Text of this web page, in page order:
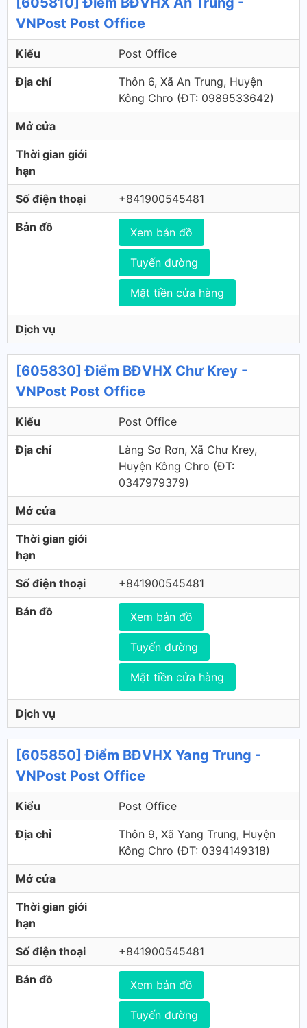
VNPost Post Office
Kiểu Post Office
Địa chỉ
Thôn 6, Xã An Trung, Huyện
Kông Chro (ÐT: 0989533642)
Mở cửa
Thời gian giới
hạn
Số điện thoại +841900545481
Bản đồ Xem bản đồ
Tuyến đường
Mặt tiền cửa hàng
Dịch vụ
[605830] Điểm BĐVHX Chư Krey -
VNPost Post Office
Kiểu Post Office
Địa chỉ
Làng Sơ Rơn, Xã Chư Krey,
Huyện Kông Chro (ÐT:
0347979379)
Mở cửa
Thời gian giới
hạn
Số điện thoại +841900545481
Bản đồ Xem bản đồ
Tuyến đường
Mặt tiền cửa hàng
Dịch vụ
[605850] Điểm BĐVHX Yang Trung -
VNPost Post Office
Kiểu Post Office
Địa chỉ
Thôn 9, Xã Yang Trung, Huyện
Kông Chro (ÐT: 0394149318)
Mở cửa
Thời gian giới
hạn
Số điện thoại +841900545481
Bản đồ Xem bản đồ
Tuyến đường